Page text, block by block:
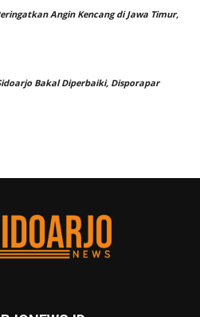
Angin Kencang di Jawa Timur,
Bakal Diperbaiki, Disporapar